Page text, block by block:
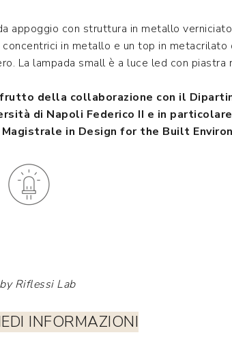
appoggio con struttura in metallo
concentrici in metallo e un top in
La lampada small è a luce led con piastra
della collaborazione con il
di Napoli Federico II e in
Magistrale in Design for the Built
Riflessi Lab
INFORMAZIONI